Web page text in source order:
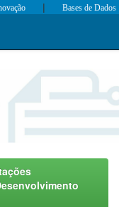
| Bases de Dados